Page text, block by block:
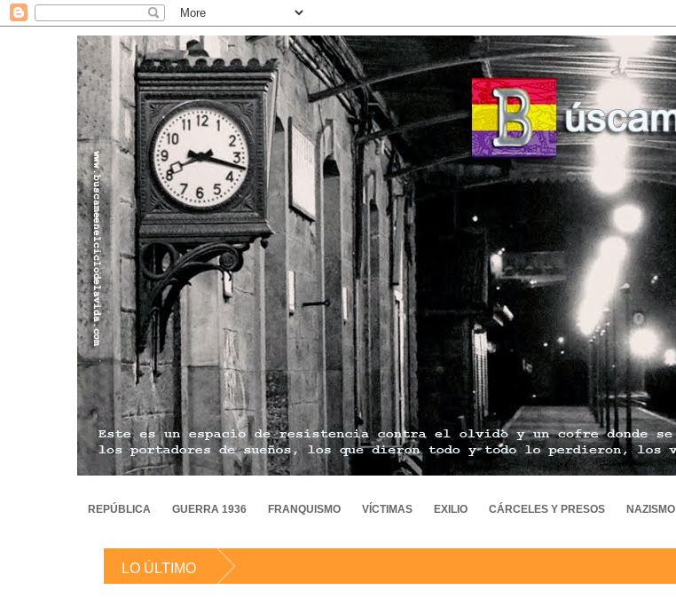
REPÚBLICA GUERRA 1936 FRANQUISMO VÍCTIMAS EXILIO CÁRCELES Y PRESOS NAZISMO
LO ÚLTIMO